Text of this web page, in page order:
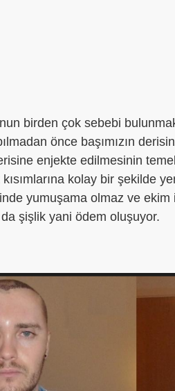
birden çok sebebi
önce başımızın
enjekte edilmesinin
kısımlarına kolay bir şekilde
yumuşama olmaz ve
şişlik yani ödem oluşuyor.